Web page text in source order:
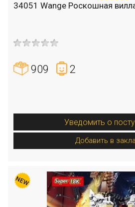
34051 Wange Роскошная
909 2
Уведомить о
Добавить в